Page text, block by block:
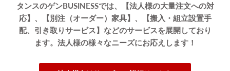
タンスのゲンBUSINESSでは、【法人様の大量注文への対
応】、【別注（オーダー）家具】、【搬入・組立設置手
配、引き取りサービス】などのサービスを展開しており
ます。法人様の様々なニーズにお応えします！